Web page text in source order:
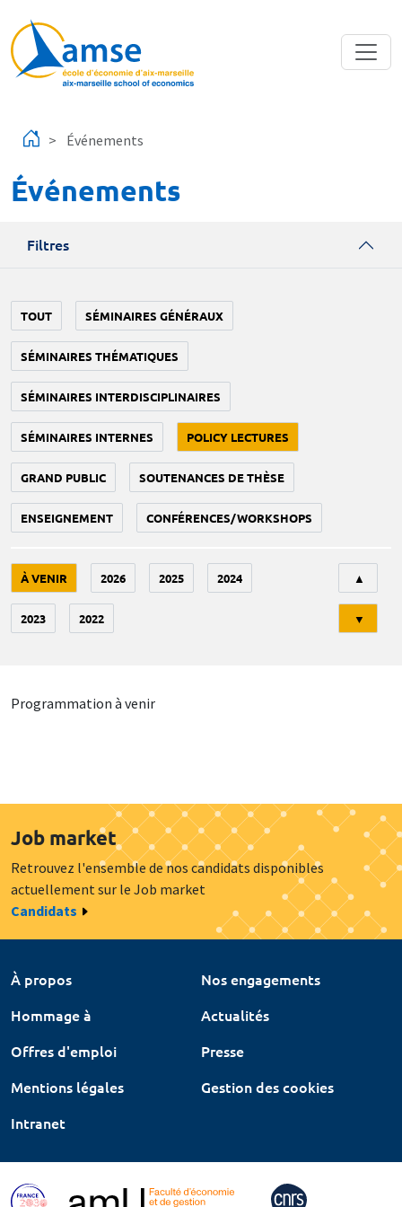
Événements
Événements
Filtres
TOUT SÉMINAIRES GÉNÉRAUX
SÉMINAIRES THÉMATIQUES
SÉMINAIRES INTERDISCIPLINAIRES
SÉMINAIRES INTERNES POLICY LECTURES
GRAND PUBLIC SOUTENANCES DE THÈSE
ENSEIGNEMENT CONFÉRENCES/WORKSHOPS
À VENIR 2026 2025 2024
2023 2022
▲
▼
Programmation à venir
Job market
Retrouvez l'ensemble de nos candidats disponibles
actuellement sur le Job market
Candidats
À propos
Nos engagements
Hommage à
Actualités
Offres d'emploi
Presse
Mentions légales
Gestion des cookies
Intranet